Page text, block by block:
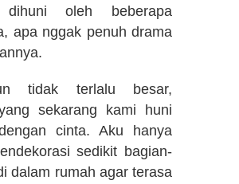
dihuni oleh beberapa
apa nggak penuh drama
tidak terlalu besar,
sekarang kami huni
cinta. Aku hanya
sedikit bagian-
dalam rumah agar terasa